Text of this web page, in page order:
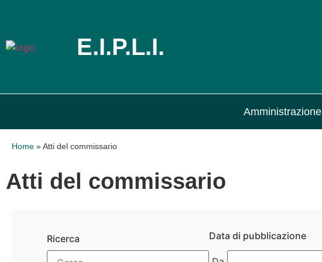
E.I.P.L.I.
Amministrazione
Home » Atti del commissario
Atti del commissario
Ricerca Data di pubblicazione